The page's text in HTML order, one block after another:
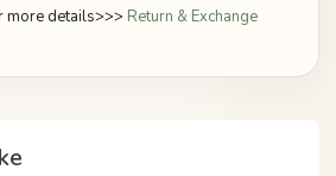
more details>>> Return & Exchange